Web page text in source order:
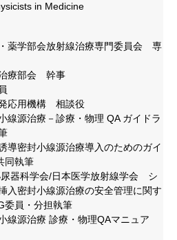
in Medicine
薬学部会放射線治療専門委員会 専
療部会 幹事
応用機構 相談役
源治療－診療・物理 QA ガイドラ
密封小線源治療導入のためのガイ
同執筆
器科学会/日本医学放射線学会 シ
入密封小線源治療の安全管理に関す
員・分担執筆
源治療 診療・物理QAマニュア